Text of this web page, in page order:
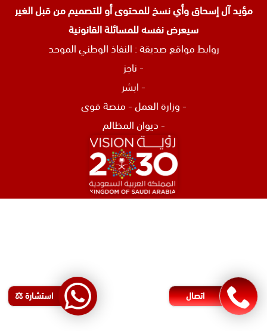
مؤيد آل إسحاق وأي نسخ للمحتوى أو للتصميم من قبل الغير
سيعرض نفسه للمسائلة القانونية
روابط مواقع صديقة : النفاذ الوطني الموحد
-ناجز
-ابشر
-وزارة العمل-منصة قوى
-ديوان المظالم
اتصال استشارة ⚖️
محامي مطالبات مالية في البحرين
رقم محامي في البحرين